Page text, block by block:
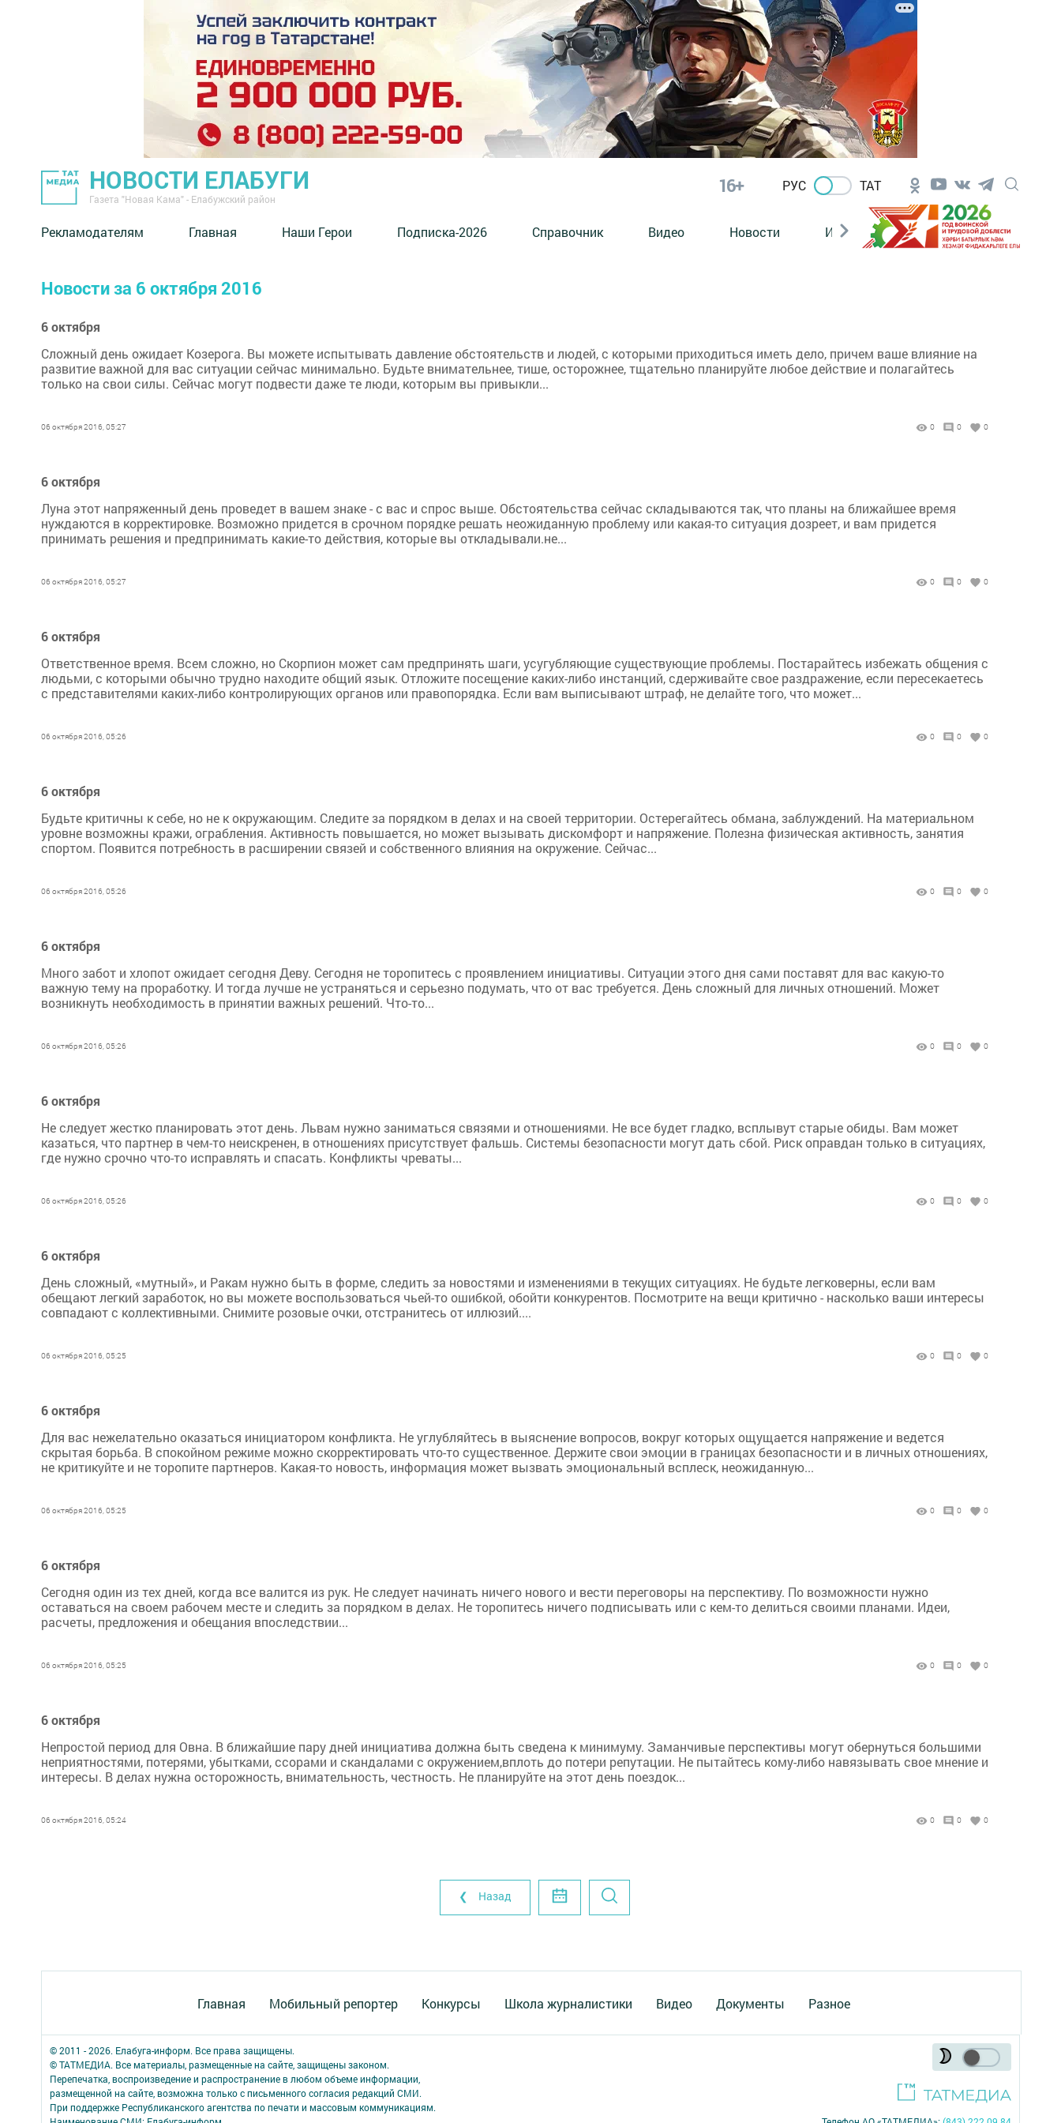
НОВОСТИ ЕЛАБУГИ
Газета "Новая Кама" - Елабужский район
16+ РУС ТАТ
Рекламодателям Главная Наши Герои Подписка-2026 Справочник Видео Новости Из зала суда
Новости за 6 октября 2016
6 октября
Сложный день ожидает Козерога. Вы можете испытывать давление обстоятельств и людей, с которыми приходиться иметь дело, причем ваше влияние на
развитие важной для вас ситуации сейчас минимально. Будьте внимательнее, тише, осторожнее, тщательно планируйте любое действие и полагайтесь
только на свои силы. Сейчас могут подвести даже те люди, которым вы привыкли...
06 октября 2016, 05:27 0 0 0
6 октября
Луна этот напряженный день проведет в вашем знаке - с вас и спрос выше. Обстоятельства сейчас складываются так, что планы на ближайшее время
нуждаются в корректировке. Возможно придется в срочном порядке решать неожиданную проблему или какая-то ситуация дозреет, и вам придется
принимать решения и предпринимать какие-то действия, которые вы откладывали.не...
06 октября 2016, 05:27 0 0 0
6 октября
Ответственное время. Всем сложно, но Скорпион может сам предпринять шаги, усугубляющие существующие проблемы. Постарайтесь избежать общения с
людьми, с которыми обычно трудно находите общий язык. Отложите посещение каких-либо инстанций, сдерживайте свое раздражение, если пересекаетесь
с представителями каких-либо контролирующих органов или правопорядка. Если вам выписывают штраф, не делайте того, что может...
06 октября 2016, 05:26 0 0 0
6 октября
Будьте критичны к себе, но не к окружающим. Следите за порядком в делах и на своей территории. Остерегайтесь обмана, заблуждений. На материальном
уровне возможны кражи, ограбления. Активность повышается, но может вызывать дискомфорт и напряжение. Полезна физическая активность, занятия
спортом. Появится потребность в расширении связей и собственного влияния на окружение. Сейчас...
06 октября 2016, 05:26 0 0 0
6 октября
Много забот и хлопот ожидает сегодня Деву. Сегодня не торопитесь с проявлением инициативы. Ситуации этого дня сами поставят для вас какую-то
важную тему на проработку. И тогда лучше не устраняться и серьезно подумать, что от вас требуется. День сложный для личных отношений. Может
возникнуть необходимость в принятии важных решений. Что-то...
06 октября 2016, 05:26 0 0 0
6 октября
Не следует жестко планировать этот день. Львам нужно заниматься связями и отношениями. Не все будет гладко, всплывут старые обиды. Вам может
казаться, что партнер в чем-то неискренен, в отношениях присутствует фальшь. Системы безопасности могут дать сбой. Риск оправдан только в ситуациях,
где нужно срочно что-то исправлять и спасать. Конфликты чреваты...
06 октября 2016, 05:26 0 0 0
6 октября
День сложный, «мутный», и Ракам нужно быть в форме, следить за новостями и изменениями в текущих ситуациях. Не будьте легковерны, если вам
обещают легкий заработок, но вы можете воспользоваться чьей-то ошибкой, обойти конкурентов. Посмотрите на вещи критично - насколько ваши интересы
совпадают с коллективными. Снимите розовые очки, отстранитесь от иллюзий....
06 октября 2016, 05:25 0 0 0
6 октября
Для вас нежелательно оказаться инициатором конфликта. Не углубляйтесь в выяснение вопросов, вокруг которых ощущается напряжение и ведется
скрытая борьба. В спокойном режиме можно скорректировать что-то существенное. Держите свои эмоции в границах безопасности и в личных отношениях,
не критикуйте и не торопите партнеров. Какая-то новость, информация может вызвать эмоциональный всплеск, неожиданную...
06 октября 2016, 05:25 0 0 0
6 октября
Сегодня один из тех дней, когда все валится из рук. Не следует начинать ничего нового и вести переговоры на перспективу. По возможности нужно
оставаться на своем рабочем месте и следить за порядком в делах. Не торопитесь ничего подписывать или с кем-то делиться своими планами. Идеи,
расчеты, предложения и обещания впоследствии...
06 октября 2016, 05:25 0 0 0
6 октября
Непростой период для Овна. В ближайшие пару дней инициатива должна быть сведена к минимуму. Заманчивые перспективы могут обернуться большими
неприятностями, потерями, убытками, ссорами и скандалами с окружением,вплоть до потери репутации. Не пытайтесь кому-либо навязывать свое мнение и
интересы. В делах нужна осторожность, внимательность, честность. Не планируйте на этот день поездок...
06 октября 2016, 05:24 0 0 0
❮ Назад
Главная Мобильный репортер Конкурсы Школа журналистики Видео Документы Разное
© 2011 - 2026. Елабуга-информ. Все права защищены.
© ТАТМЕДИА. Все материалы, размещенные на сайте, защищены законом.
Перепечатка, воспроизведение и распространение в любом объеме информации,
размещенной на сайте, возможна только с письменного согласия редакций СМИ.
При поддержке Республиканского агентства по печати и массовым коммуникациям.